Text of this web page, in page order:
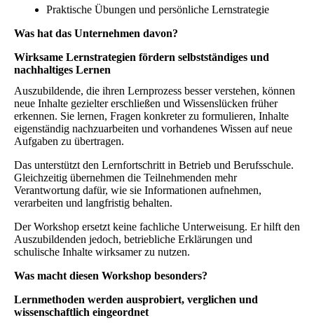
Praktische Übungen und persönliche Lernstrategie
Was hat das Unternehmen davon?
Wirksame Lernstrategien fördern selbstständiges und
nachhaltiges Lernen
Auszubildende, die ihren Lernprozess besser verstehen, können
neue Inhalte gezielter erschließen und Wissenslücken früher
erkennen. Sie lernen, Fragen konkreter zu formulieren, Inhalte
eigenständig nachzuarbeiten und vorhandenes Wissen auf neue
Aufgaben zu übertragen.
Das unterstützt den Lernfortschritt in Betrieb und Berufsschule.
Gleichzeitig übernehmen die Teilnehmenden mehr
Verantwortung dafür, wie sie Informationen aufnehmen,
verarbeiten und langfristig behalten.
Der Workshop ersetzt keine fachliche Unterweisung. Er hilft den
Auszubildenden jedoch, betriebliche Erklärungen und
schulische Inhalte wirksamer zu nutzen.
Was macht diesen Workshop besonders?
Lernmethoden werden ausprobiert, verglichen und
wissenschaftlich eingeordnet